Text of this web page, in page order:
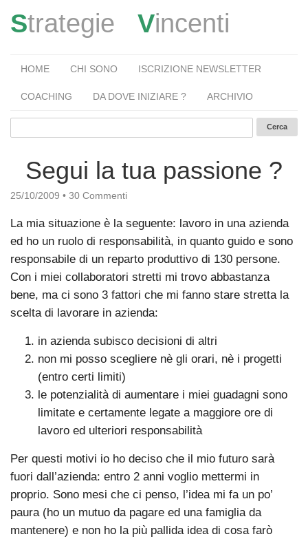
Strategie Vincenti
HOME CHI SONO ISCRIZIONE NEWSLETTER
COACHING DA DOVE INIZIARE ? ARCHIVIO
Segui la tua passione ?
25/10/2009 • 30 Commenti
La mia situazione è la seguente: lavoro in una azienda
ed ho un ruolo di responsabilità, in quanto guido e sono
responsabile di un reparto produttivo di 130 persone.
Con i miei collaboratori stretti mi trovo abbastanza
bene, ma ci sono 3 fattori che mi fanno stare stretta la
scelta di lavorare in azienda:
in azienda subisco decisioni di altri
non mi posso scegliere nè gli orari, nè i progetti
(entro certi limiti)
le potenzialità di aumentare i miei guadagni sono
limitate e certamente legate a maggiore ore di
lavoro ed ulteriori responsabilità
Per questi motivi io ho deciso che il mio futuro sarà
fuori dall’azienda: entro 2 anni voglio mettermi in
proprio. Sono mesi che ci penso, l’idea mi fa un po’
paura (ho un mutuo da pagare ed una famiglia da
mantenere) e non ho la più pallida idea di cosa farò